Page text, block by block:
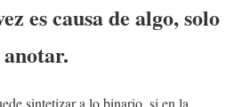
es causa de algo, solo
sintetizar a lo binario, si en la